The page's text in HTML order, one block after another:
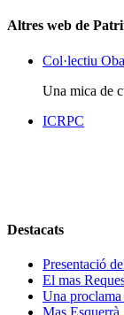
Altres web de
Col·lectiu
Una mica de
ICRPC
Destacats
Presentació
El mas
Una